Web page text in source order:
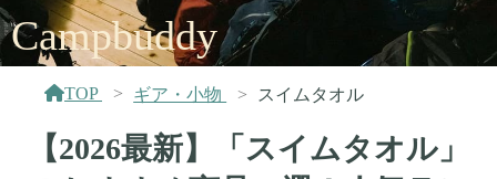
Campbuddy
TOP ギア・小物 スイムタオル
【2026最新】「スイムタオル」